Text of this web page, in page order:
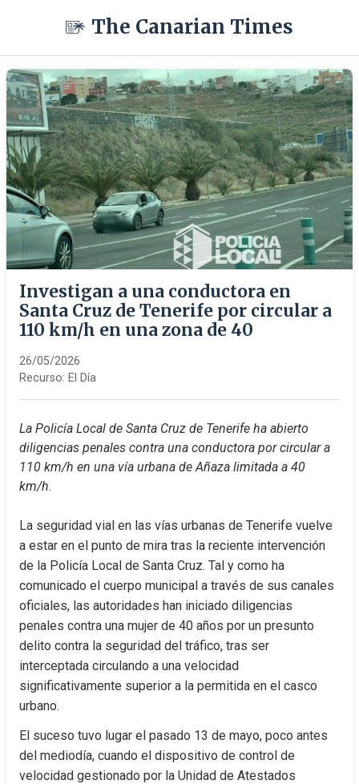
The Canarian Times
Investigan a una conductora en
Santa Cruz de Tenerife por circular a
110 km/h en una zona de 40
26/05/2026
Recurso: El Día
La Policía Local de Santa Cruz de Tenerife ha abierto
diligencias penales contra una conductora por circular a
110 km/h en una vía urbana de Añaza limitada a 40
km/h.
La seguridad vial en las vías urbanas de Tenerife vuelve
a estar en el punto de mira tras la reciente intervención
de la Policía Local de Santa Cruz. Tal y como ha
comunicado el cuerpo municipal a través de sus canales
oficiales, las autoridades han iniciado diligencias
penales contra una mujer de 40 años por un presunto
delito contra la seguridad del tráfico, tras ser
interceptada circulando a una velocidad
significativamente superior a la permitida en el casco
urbano.
El suceso tuvo lugar el pasado 13 de mayo, poco antes
del mediodía, cuando el dispositivo de control de
velocidad gestionado por la Unidad de Atestados